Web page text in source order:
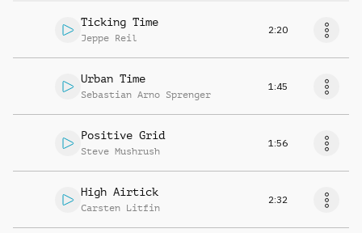
Ticking Time
Jeppe Reil
2:20
Urban Time
Sebastian Arno Sprenger
1:45
Positive Grid
Steve Mushrush
1:56
High Airtick
Carsten Litfin
2:32